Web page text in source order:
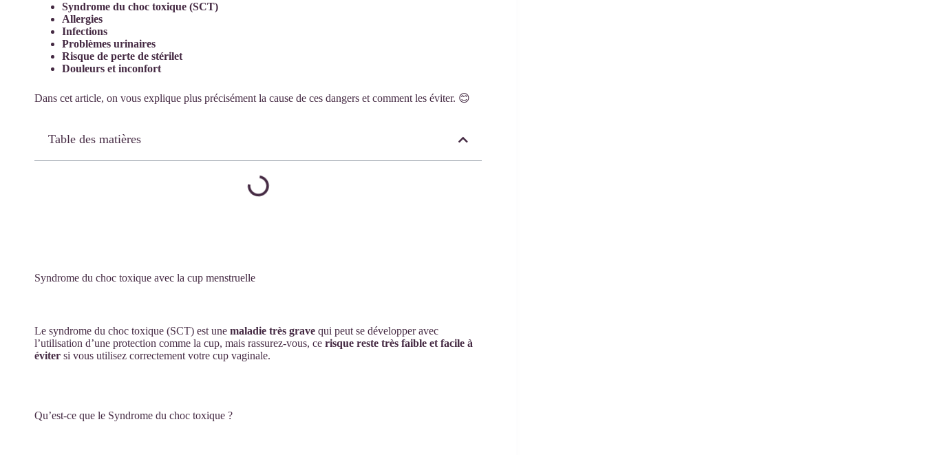
Syndrome du choc toxique (SCT)
Allergies
Infections
Problèmes urinaires
Risque de perte de stérilet
Douleurs et inconfort
Dans cet article, on vous explique plus précisément la cause de ces dangers et comment les éviter. 😊
Table des matières
Syndrome du choc toxique avec la cup menstruelle
Le syndrome du choc toxique (SCT) est une maladie très grave qui peut se développer avec
l’utilisation d’une protection comme la cup, mais rassurez-vous, ce risque reste très faible et facile à
éviter si vous utilisez correctement votre cup vaginale.
Qu’est-ce que le Syndrome du choc toxique ?